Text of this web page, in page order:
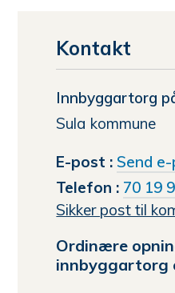
Kontakt
Innbyggartorg
Sula kommune
E-post
Send
Telefon
70 19
Sikker post til
Ordinære
innbyggartorg